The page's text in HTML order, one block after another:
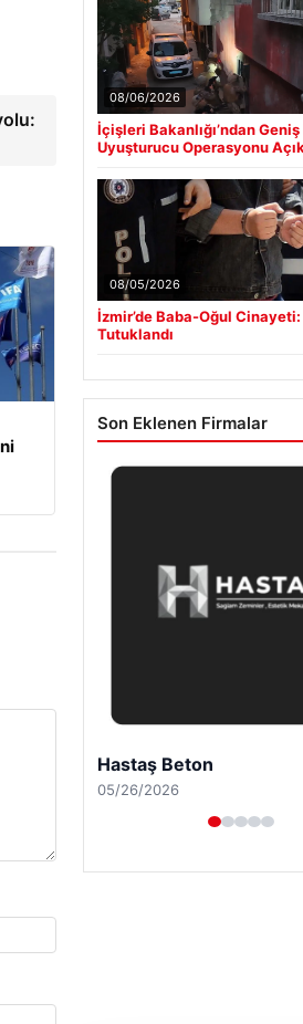
08/06/2026
İçişleri Bakanlığı’ndan Geniş
Uyuşturucu Operasyonu
08/05/2026
İzmir’de Baba-Oğul Cinayeti:
Tutuklandı
Son Eklenen Firmalar
Hastaş Beton
05/26/2026